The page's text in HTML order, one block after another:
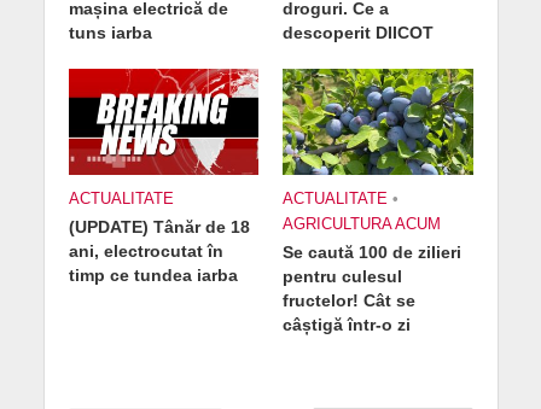
mașina electrică de
tuns iarba
droguri. Ce a
descoperit DIICOT
ACTUALITATE
(UPDATE) Tânăr de 18
ani, electrocutat în
timp ce tundea iarba
ACTUALITATE •
AGRICULTURA ACUM
Se caută 100 de zilieri
pentru culesul
fructelor! Cât se
câștigă într-o zi